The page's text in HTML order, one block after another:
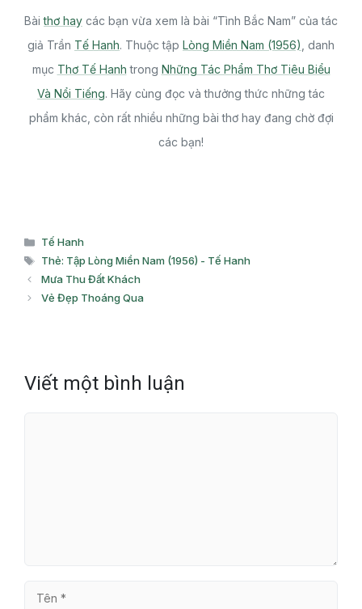
Bàithơ hay các bạn vừa xem là bài “Tình Bắc Nam” của tác
giả Trần Tế Hanh. Thuộc tập Lòng Miền Nam (1956) , danh
mục Thơ Tế Hanh trong Những Tác Phẩm Thơ Tiêu Biểu
Và Nổi Tiếng. Hãy cùng đọc và thưởng thức những tác
phẩm khác, còn rất nhiều những bài thơ hay đang chờ đợi
các bạn!
Danh
mục
Tế Hanh
Thẻ
Thẻ: Tập Lòng Miền Nam (1956) - Tế Hanh
Mưa Thu Đất Khách
Vẻ Đẹp Thoáng Qua
Viết một bình luận
Tên